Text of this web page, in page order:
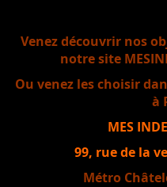
Venez découvrir nos
notre site
Ou venez les choisir
à
MES
99, rue de la
Métro